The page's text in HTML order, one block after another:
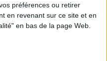
préférences ou retirer
en revenant sur ce site et en
en bas de la page Web.
par des féculents ?
du 05/08/2026